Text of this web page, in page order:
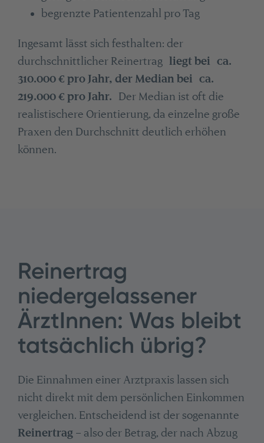
begrenzte Patientenzahl pro Tag
Ingesamt lässt sich festhalten: der
durchschnittlicher Reinertragliegt bei ca.
310.000 € pro Jahr, der Median bei ca.
219.000 € pro Jahr. Der Median ist oft die
realistischere Orientierung, da einzelne große
Praxen den Durchschnitt deutlich erhöhen
können.
Reinertrag
niedergelassener
ÄrztInnen: Was bleibt
tatsächlich übrig?
Die Einnahmen einer Arztpraxis lassen sich
nicht direkt mit dem persönlichen Einkommen
vergleichen. Entscheidend ist der sogenannte
Reinertrag– also der Betrag, der nach Abzug